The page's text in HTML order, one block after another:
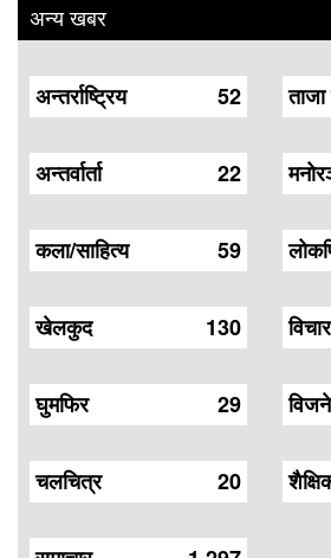
अन्य खबर
52
अन्तर्राष्ट्रिय
22
अन्तर्वार्ता
59
कला/साहित्य
130
खेलकुद
29
घुमफिर
20
चलचित्र